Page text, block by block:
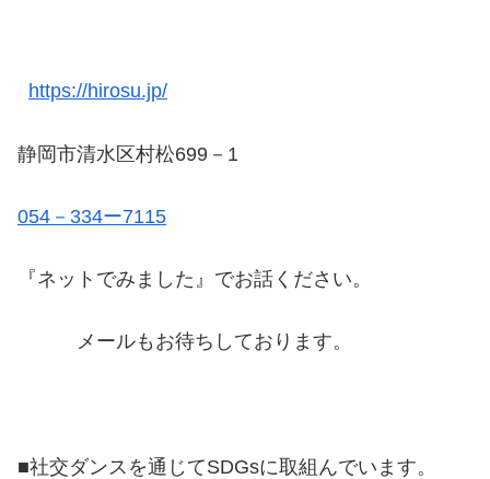
https://hirosu.jp/
静岡市清水区村松699－1
054－334ー7115
『ネットでみました』でお話ください。
メールもお待ちしております。
■社交ダンスを通じてSDGsに取組んでいます。